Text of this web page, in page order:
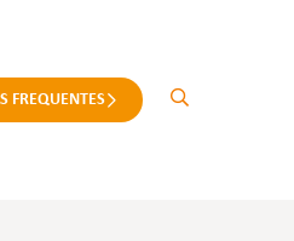
FREQUENTES